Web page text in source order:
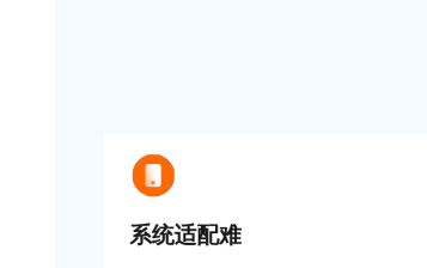
系统适配难